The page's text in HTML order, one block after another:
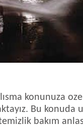
konunuza
Bu konuda
bakım